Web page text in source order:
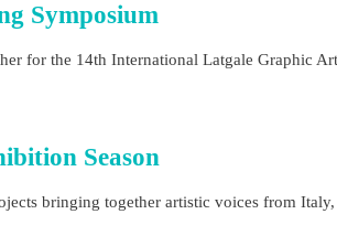
Symposium
for the 14th International Latgale Graphic Art
Season
bringing together artistic voices from Italy,